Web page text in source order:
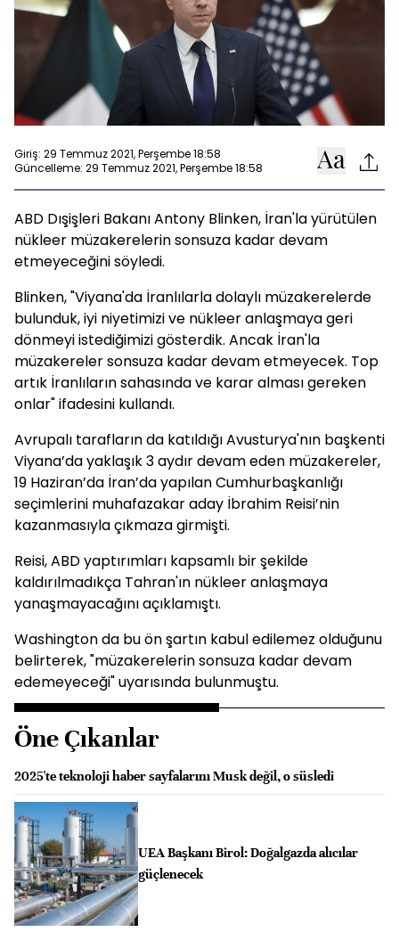
Giriş: 29 Temmuz 2021, Perşembe 18:58
Güncelleme: 29 Temmuz 2021, Perşembe 18:58
ABD Dışişleri Bakanı Antony Blinken, İran'la yürütülen
nükleer müzakerelerin sonsuza kadar devam
etmeyeceğini söyledi.
Blinken, "Viyana'da İranlılarla dolaylı müzakerelerde
bulunduk, iyi niyetimizi ve nükleer anlaşmaya geri
dönmeyi istediğimizi gösterdik. Ancak İran'la
müzakereler sonsuza kadar devam etmeyecek. Top
artık İranlıların sahasında ve karar alması gereken
onlar" ifadesini kullandı.
Avrupalı tarafların da katıldığı Avusturya'nın başkenti
Viyana’da yaklaşık 3 aydır devam eden müzakereler,
19 Haziran’da İran’da yapılan Cumhurbaşkanlığı
seçimlerini muhafazakar aday İbrahim Reisi’nin
kazanmasıyla çıkmaza girmişti.
Reisi, ABD yaptırımları kapsamlı bir şekilde
kaldırılmadıkça Tahran'ın nükleer anlaşmaya
yanaşmayacağını açıklamıştı.
Washington da bu ön şartın kabul edilemez olduğunu
belirterek, "müzakerelerin sonsuza kadar devam
edemeyeceği" uyarısında bulunmuştu.
Öne Çıkanlar
2025'te teknoloji haber sayfalarını Musk değil, o süsledi
UEA Başkanı Birol: Doğalgazda alıcılar
güçlenecek